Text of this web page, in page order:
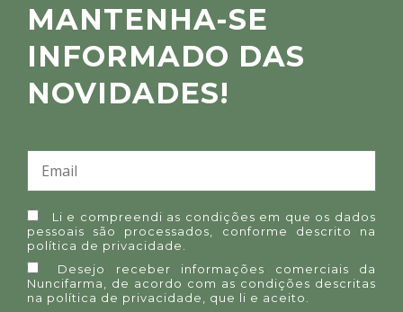
MANTENHA-SE
INFORMADO DAS
NOVIDADES!
Li e compreendi as condições em que os dados
pessoais são processados, conforme descrito na
política de privacidade
Desejo receber informações comerciais da
Nuncifarma, de acordo com as condições descritas
na política de privacidade
, que li e aceito.